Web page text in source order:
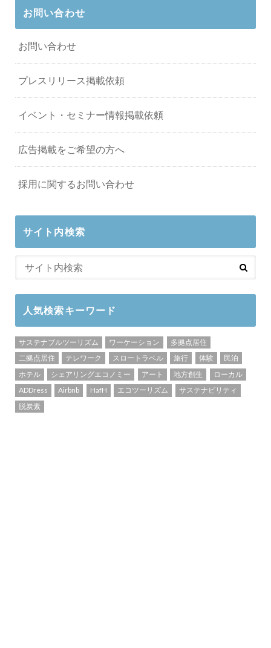
お問い合わせ
お問い合わせ
プレスリリース掲載依頼
イベント・セミナー情報掲載依頼
広告掲載をご希望の方へ
採用に関するお問い合わせ
サイト内検索
人気検索キーワード
サステナブルツーリズム ワーケーション
多拠点居住
二拠点居住
テレワーク スロートラベル 旅行 体験
民泊
ホテル
シェアリングエコノミー アート 地方創生
ローカル
ADDress
Airbnb HafH エコツーリズム
サステナビリティ
脱炭素